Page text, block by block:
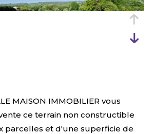
MAISON IMMOBILIER vous
ce terrain non constructible
parcelles et d'une superficie de